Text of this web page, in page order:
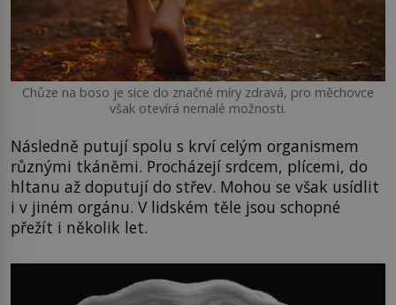
Chůze na boso je sice do značné míry zdravá, pro měchovce
však otevírá nemalé možnosti.
Následně putují spolu s krví celým organismem
různými tkáněmi. Procházejí srdcem, plícemi, do
hltanu až doputují do střev. Mohou se však usídlit
i v jiném orgánu. V lidském těle jsou schopné
přežít i několik let.